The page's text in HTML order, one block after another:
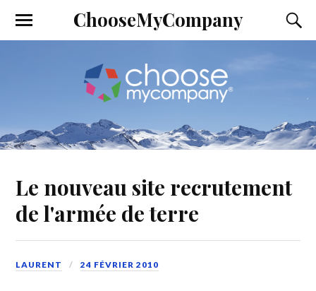
ChooseMyCompany
Le nouveau site recrutement
de l'armée de terre
LAURENT 24 FÉVRIER 2010